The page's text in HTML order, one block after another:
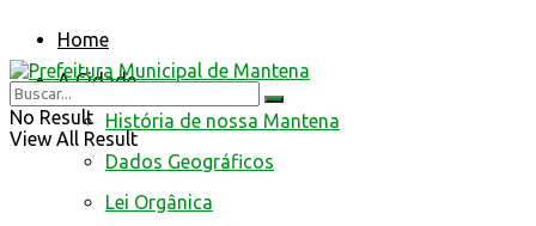
Home
A Cidade
História de nossa Mantena
Dados Geográficos
Lei Orgânica
No Result
View All Result